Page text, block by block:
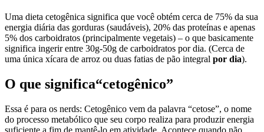
Uma dieta cetogênica significa que você obtém cerca de 75% da sua
energia diária das gorduras (saudáveis), 20% das proteínas e apenas
5% dos carboidratos (principalmente vegetais) – o que basicamente
significa ingerir entre 30g-50g de carboidratos por dia. (Cerca de
uma única xícara de arroz ou duas fatias de pão integral por dia).
O que significa“cetogênico”
Essa é para os nerds: Cetogênico vem da palavra “cetose”, o nome
do processo metabólico que seu corpo realiza para produzir energia
suficiente a fim de mantê-lo em atividade. Acontece quando não